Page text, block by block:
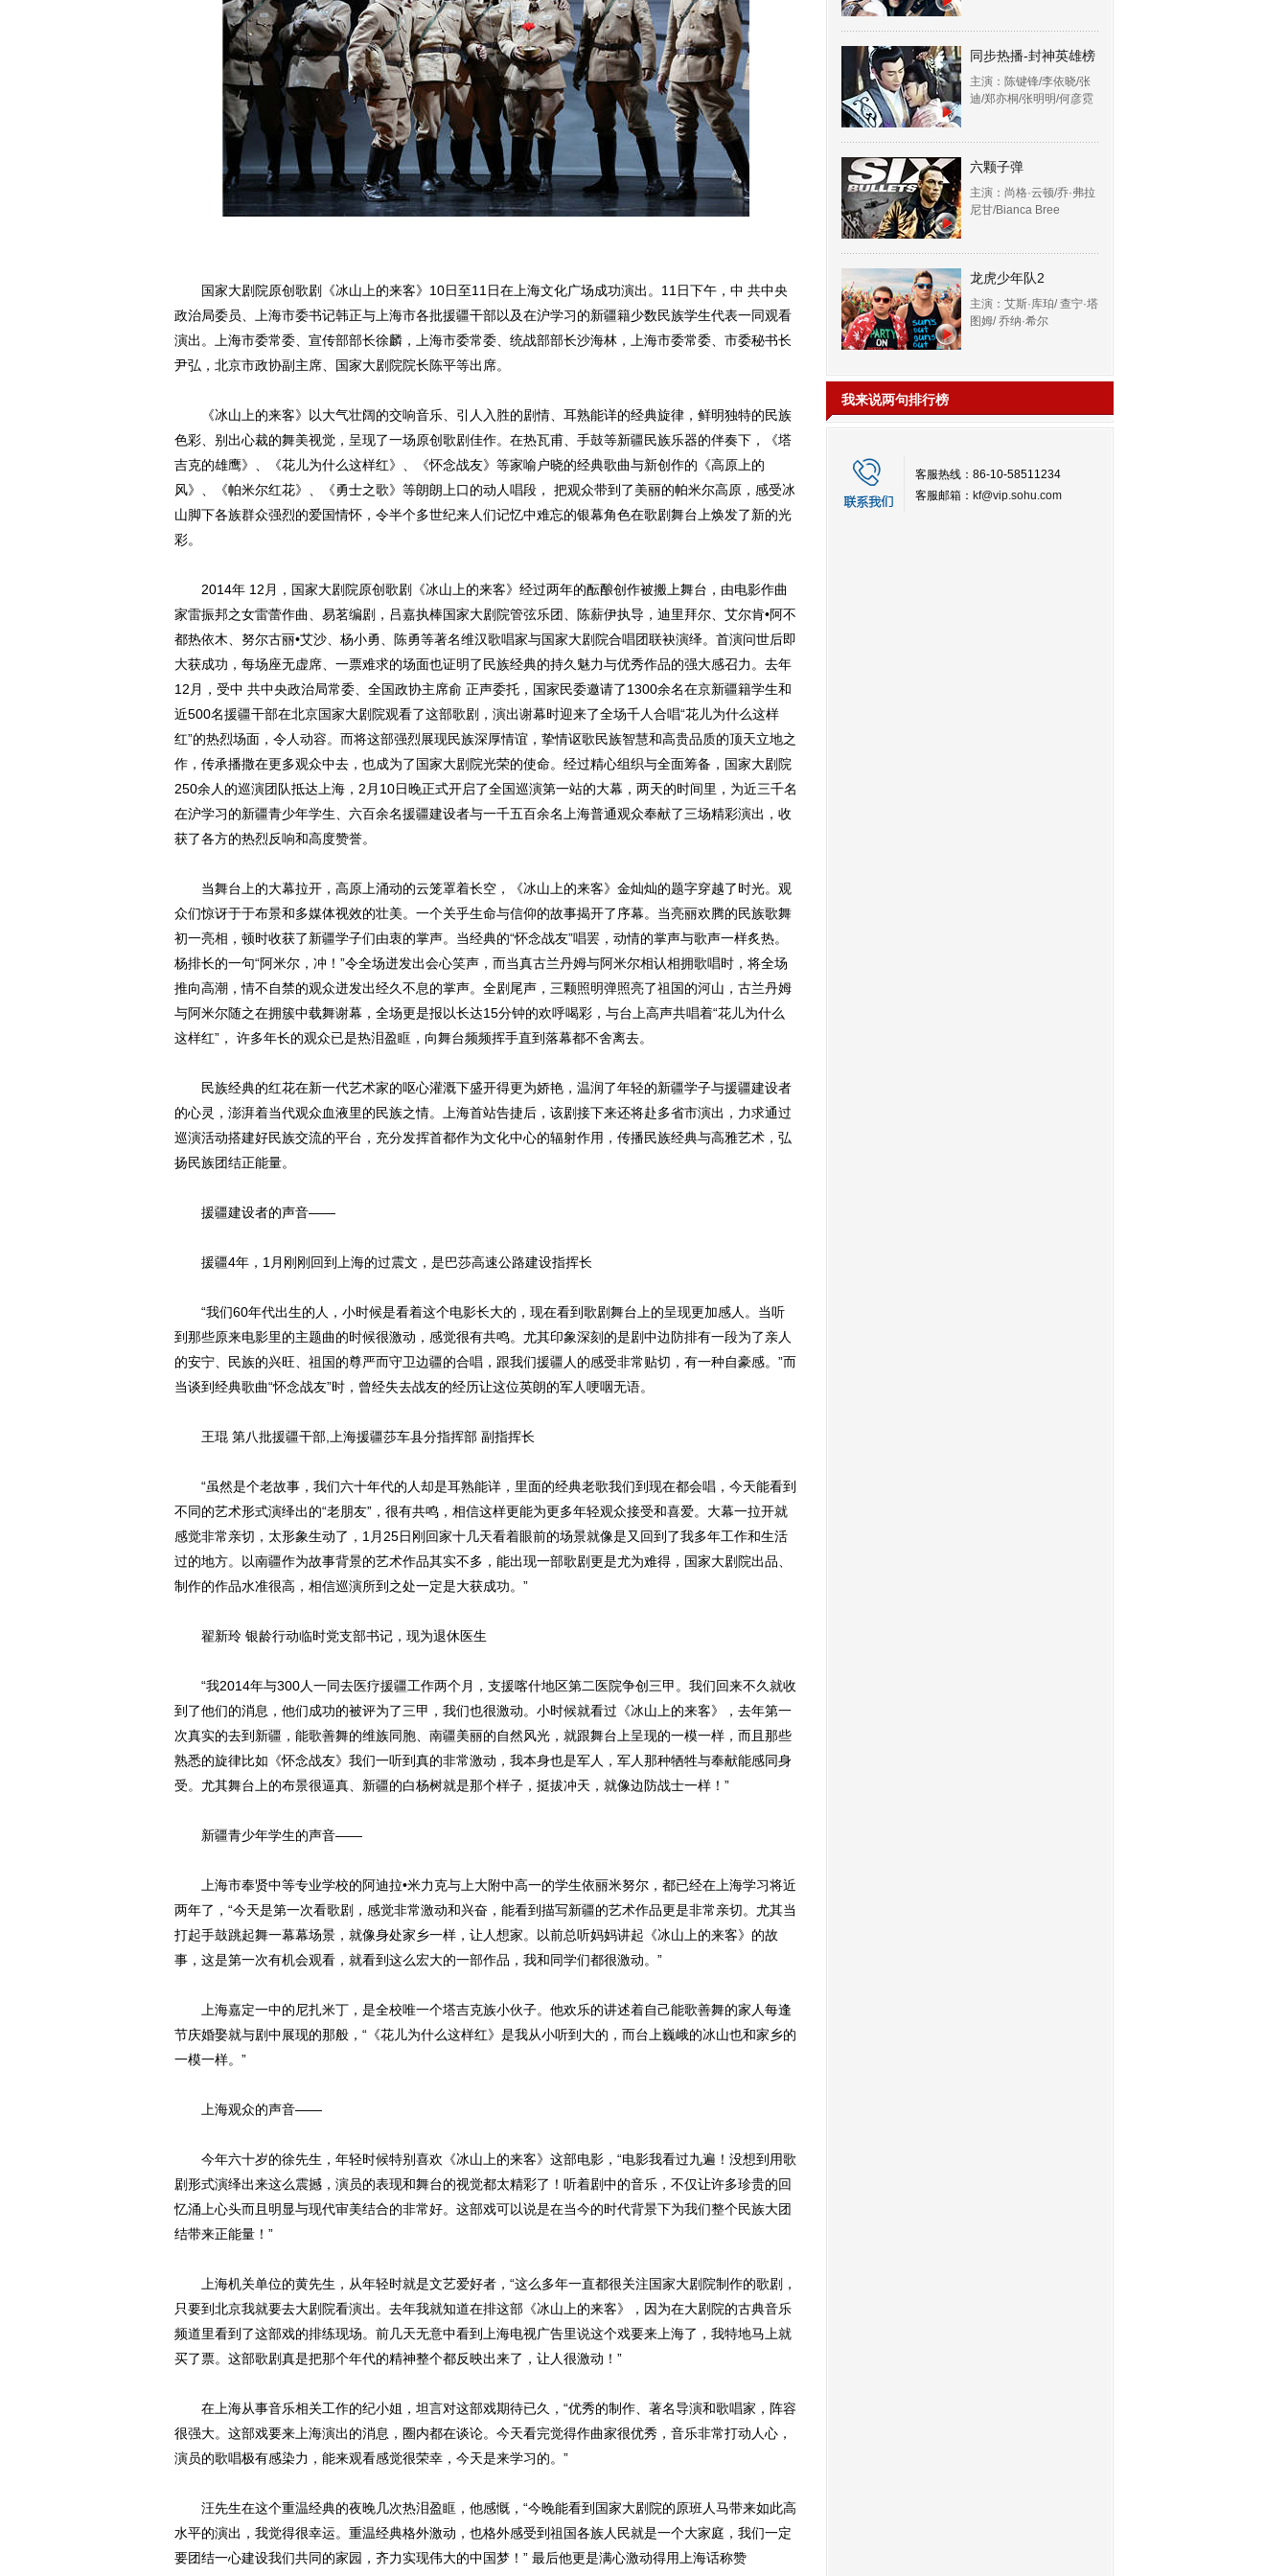
国家大剧院原创歌剧《冰山上的来客》10日至11日在上海文化广场成功演出。11日下午，中 共中央
政治局委员、上海市委书记韩正与上海市各批援疆干部以及在沪学习的新疆籍少数民族学生代表一同观看
演出。上海市委常委、宣传部部长徐麟，上海市委常委、统战部部长沙海林，上海市委常委、市委秘书长
尹弘，北京市政协副主席、国家大剧院院长陈平等出席。
《冰山上的来客》以大气壮阔的交响音乐、引人入胜的剧情、耳熟能详的经典旋律，鲜明独特的民族
色彩、别出心裁的舞美视觉，呈现了一场原创歌剧佳作。在热瓦甫、手鼓等新疆民族乐器的伴奏下，《塔
吉克的雄鹰》、《花儿为什么这样红》、《怀念战友》等家喻户晓的经典歌曲与新创作的《高原上的
风》、《帕米尔红花》、《勇士之歌》等朗朗上口的动人唱段， 把观众带到了美丽的帕米尔高原，感受冰
山脚下各族群众强烈的爱国情怀，令半个多世纪来人们记忆中难忘的银幕角色在歌剧舞台上焕发了新的光
彩。
2014年 12月，国家大剧院原创歌剧《冰山上的来客》经过两年的酝酿创作被搬上舞台，由电影作曲
家雷振邦之女雷蕾作曲、易茗编剧，吕嘉执棒国家大剧院管弦乐团、陈薪伊执导，迪里拜尔、艾尔肯•阿不
都热依木、努尔古丽•艾沙、杨小勇、陈勇等著名维汉歌唱家与国家大剧院合唱团联袂演绎。首演问世后即
大获成功，每场座无虚席、一票难求的场面也证明了民族经典的持久魅力与优秀作品的强大感召力。去年
12月，受中 共中央政治局常委、全国政协主席俞 正声委托，国家民委邀请了1300余名在京新疆籍学生和
近500名援疆干部在北京国家大剧院观看了这部歌剧，演出谢幕时迎来了全场千人合唱“花儿为什么这样
红”的热烈场面，令人动容。而将这部强烈展现民族深厚情谊，挚情讴歌民族智慧和高贵品质的顶天立地之
作，传承播撒在更多观众中去，也成为了国家大剧院光荣的使命。经过精心组织与全面筹备，国家大剧院
250余人的巡演团队抵达上海，2月10日晚正式开启了全国巡演第一站的大幕，两天的时间里，为近三千名
在沪学习的新疆青少年学生、六百余名援疆建设者与一千五百余名上海普通观众奉献了三场精彩演出，收
获了各方的热烈反响和高度赞誉。
当舞台上的大幕拉开，高原上涌动的云笼罩着长空，《冰山上的来客》金灿灿的题字穿越了时光。观
众们惊讶于于布景和多媒体视效的壮美。一个关乎生命与信仰的故事揭开了序幕。当亮丽欢腾的民族歌舞
初一亮相，顿时收获了新疆学子们由衷的掌声。当经典的“怀念战友”唱罢，动情的掌声与歌声一样炙热。
杨排长的一句“阿米尔，冲！”令全场迸发出会心笑声，而当真古兰丹姆与阿米尔相认相拥歌唱时，将全场
推向高潮，情不自禁的观众迸发出经久不息的掌声。全剧尾声，三颗照明弹照亮了祖国的河山，古兰丹姆
与阿米尔随之在拥簇中载舞谢幕，全场更是报以长达15分钟的欢呼喝彩，与台上高声共唱着“花儿为什么
这样红”， 许多年长的观众已是热泪盈眶，向舞台频频挥手直到落幕都不舍离去。
民族经典的红花在新一代艺术家的呕心灌溉下盛开得更为娇艳，温润了年轻的新疆学子与援疆建设者
的心灵，澎湃着当代观众血液里的民族之情。上海首站告捷后，该剧接下来还将赴多省市演出，力求通过
巡演活动搭建好民族交流的平台，充分发挥首都作为文化中心的辐射作用，传播民族经典与高雅艺术，弘
扬民族团结正能量。
援疆建设者的声音——
援疆4年，1月刚刚回到上海的过震文，是巴莎高速公路建设指挥长
“我们60年代出生的人，小时候是看着这个电影长大的，现在看到歌剧舞台上的呈现更加感人。当听
到那些原来电影里的主题曲的时候很激动，感觉很有共鸣。尤其印象深刻的是剧中边防排有一段为了亲人
的安宁、民族的兴旺、祖国的尊严而守卫边疆的合唱，跟我们援疆人的感受非常贴切，有一种自豪感。”而
当谈到经典歌曲“怀念战友”时，曾经失去战友的经历让这位英朗的军人哽咽无语。
王琨 第八批援疆干部,上海援疆莎车县分指挥部 副指挥长
“虽然是个老故事，我们六十年代的人却是耳熟能详，里面的经典老歌我们到现在都会唱，今天能看到
不同的艺术形式演绎出的“老朋友”，很有共鸣，相信这样更能为更多年轻观众接受和喜爱。大幕一拉开就
感觉非常亲切，太形象生动了，1月25日刚回家十几天看着眼前的场景就像是又回到了我多年工作和生活
过的地方。以南疆作为故事背景的艺术作品其实不多，能出现一部歌剧更是尤为难得，国家大剧院出品、
制作的作品水准很高，相信巡演所到之处一定是大获成功。”
翟新玲 银龄行动临时党支部书记，现为退休医生
“我2014年与300人一同去医疗援疆工作两个月，支援喀什地区第二医院争创三甲。我们回来不久就收
到了他们的消息，他们成功的被评为了三甲，我们也很激动。小时候就看过《冰山上的来客》，去年第一
次真实的去到新疆，能歌善舞的维族同胞、南疆美丽的自然风光，就跟舞台上呈现的一模一样，而且那些
熟悉的旋律比如《怀念战友》我们一听到真的非常激动，我本身也是军人，军人那种牺牲与奉献能感同身
受。尤其舞台上的布景很逼真、新疆的白杨树就是那个样子，挺拔冲天，就像边防战士一样！”
新疆青少年学生的声音——
上海市奉贤中等专业学校的阿迪拉•米力克与上大附中高一的学生依丽米努尔，都已经在上海学习将近
两年了，“今天是第一次看歌剧，感觉非常激动和兴奋，能看到描写新疆的艺术作品更是非常亲切。尤其当
打起手鼓跳起舞一幕幕场景，就像身处家乡一样，让人想家。以前总听妈妈讲起《冰山上的来客》的故
事，这是第一次有机会观看，就看到这么宏大的一部作品，我和同学们都很激动。”
上海嘉定一中的尼扎米丁，是全校唯一个塔吉克族小伙子。他欢乐的讲述着自己能歌善舞的家人每逢
节庆婚娶就与剧中展现的那般，“《花儿为什么这样红》是我从小听到大的，而台上巍峨的冰山也和家乡的
一模一样。”
上海观众的声音——
今年六十岁的徐先生，年轻时候特别喜欢《冰山上的来客》这部电影，“电影我看过九遍！没想到用歌
剧形式演绎出来这么震撼，演员的表现和舞台的视觉都太精彩了！听着剧中的音乐，不仅让许多珍贵的回
忆涌上心头而且明显与现代审美结合的非常好。这部戏可以说是在当今的时代背景下为我们整个民族大团
结带来正能量！”
上海机关单位的黄先生，从年轻时就是文艺爱好者，“这么多年一直都很关注国家大剧院制作的歌剧，
只要到北京我就要去大剧院看演出。去年我就知道在排这部《冰山上的来客》，因为在大剧院的古典音乐
频道里看到了这部戏的排练现场。前几天无意中看到上海电视广告里说这个戏要来上海了，我特地马上就
买了票。这部歌剧真是把那个年代的精神整个都反映出来了，让人很激动！”
在上海从事音乐相关工作的纪小姐，坦言对这部戏期待已久，“优秀的制作、著名导演和歌唱家，阵容
很强大。这部戏要来上海演出的消息，圈内都在谈论。今天看完觉得作曲家很优秀，音乐非常打动人心，
演员的歌唱极有感染力，能来观看感觉很荣幸，今天是来学习的。”
汪先生在这个重温经典的夜晚几次热泪盈眶，他感慨，“今晚能看到国家大剧院的原班人马带来如此高
水平的演出，我觉得很幸运。重温经典格外激动，也格外感受到祖国各族人民就是一个大家庭，我们一定
要团结一心建设我们共同的家园，齐力实现伟大的中国梦！” 最后他更是满心激动得用上海话称赞
同步热播-封神英雄榜
主演：陈键锋/李依晓/张
迪/郑亦桐/张明明/何彦霓
六颗子弹
主演：尚格·云顿/乔·弗拉
尼甘/Bianca Bree
龙虎少年队2
主演：艾斯·库珀/ 查宁·塔
图姆/ 乔纳·希尔
我来说两句排行榜
客服热线：86-10-58511234
客服邮箱： kf@vip.sohu.com